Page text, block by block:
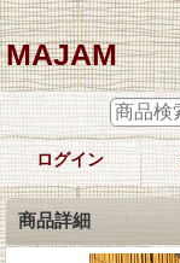
MAJAM
ログイン
商品詳細